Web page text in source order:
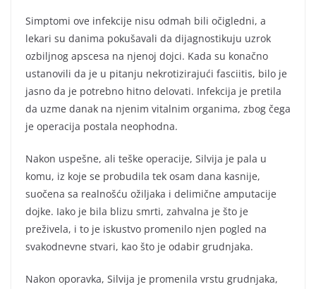
Simptomi ove infekcije nisu odmah bili očigledni, a
lekari su danima pokušavali da dijagnostikuju uzrok
ozbiljnog apscesa na njenoj dojci. Kada su konačno
ustanovili da je u pitanju nekrotizirajući fasciitis, bilo je
jasno da je potrebno hitno delovati. Infekcija je pretila
da uzme danak na njenim vitalnim organima, zbog čega
je operacija postala neophodna.
Nakon uspešne, ali teške operacije, Silvija je pala u
komu, iz koje se probudila tek osam dana kasnije,
suočena sa realnošću ožiljaka i delimične amputacije
dojke. Iako je bila blizu smrti, zahvalna je što je
preživela, i to je iskustvo promenilo njen pogled na
svakodnevne stvari, kao što je odabir grudnjaka.
Nakon oporavka, Silvija je promenila vrstu grudnjaka,